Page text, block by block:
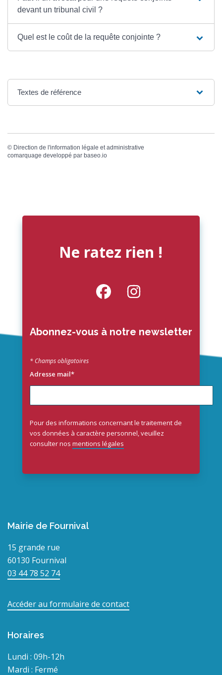
devant un tribunal civil ?
Quel est le coût de la requête conjointe ?
Textes de référence
© Direction de l'information légale et administrative
comarquage developpé par baseo.io
Ne ratez rien !
Abonnez-vous à notre newsletter
* Champs obligatoires
Adresse mail*
Pour des informations concernant le traitement de
vos données à caractère personnel, veuillez
consulter nos mentions légales
Mairie de Fournival
15 grande rue
60130 Fournival
03 44 78 52 74
Accéder au formulaire de contact
Horaires
Lundi : 09h-12h
Mardi : Fermé